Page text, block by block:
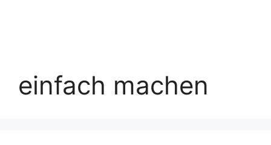
einfach machen